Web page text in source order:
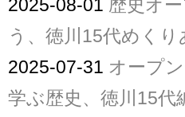
2025-08-01 歴史オ
う、徳川15代めくり
2025-07-31 オープ
学ぶ歴史、徳川15代